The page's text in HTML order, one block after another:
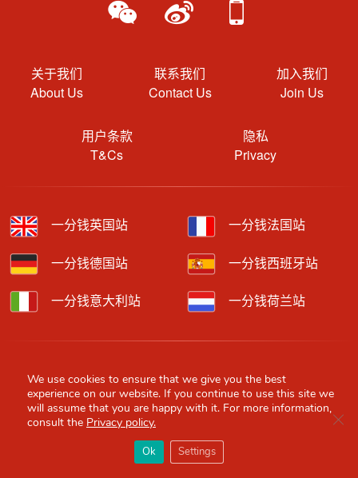
你必备的英国指南
关于我们
About Us
联系我们
Contact Us
加入我们
Join Us
用户条款
T&Cs
隐私
Privacy
一分钱英国站 一分钱法国站
一分钱德国站 一分钱西班牙站
一分钱意大利站 一分钱荷兰站
We feature affiliate links in our contents which means we may get
paid commissions through purchases made through our links to
retailer sites.
Content is provided by users, brands or merchants. Some
information may have been generated by AI and is provided for
guidance only. Accuracy and availability may change without prior
We use cookies to ensure that we give you the best
experience on our website. If you continue to use this site we
will assume that you are happy with it. For more information,
consult the Privacy policy.
Ok Settings